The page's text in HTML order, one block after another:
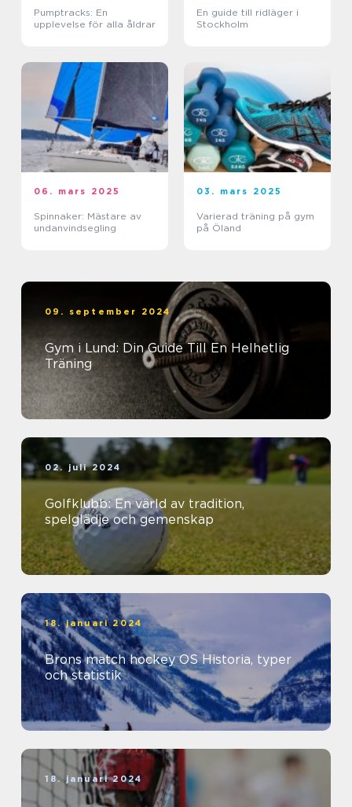
Pumptracks: En
upplevelse för alla åldrar
En guide till ridläger i
Stockholm
06. mars 2025
Spinnaker: Mästare av
undanvindsegling
03. mars 2025
Varierad träning på gym
på Öland
09. september 2024
Gym i Lund: Din Guide Till En Helhetlig
Träning
02. juli 2024
Golfklubb: En värld av tradition,
spelglädje och gemenskap
18. januari 2024
Brons match hockey OS Historia, typer
och statistik
18. januari 2024